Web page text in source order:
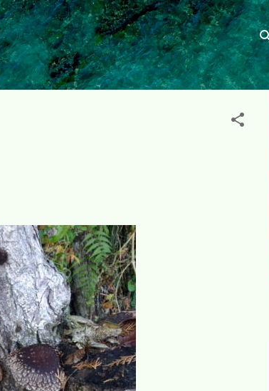
ツに移動